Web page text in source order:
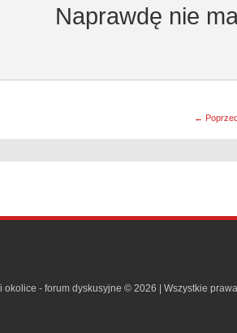
Naprawdę nie
←
okolice - forum dyskusyjne © 2026 | Wszystkie